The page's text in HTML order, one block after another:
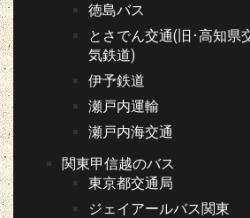
徳島バス
とさでん交通(旧･高知県
気鉄道)
伊予鉄道
瀬戸内運輸
瀬戸内海交通
関東甲信越のバス
東京都交通局
ジェイアールバス関東